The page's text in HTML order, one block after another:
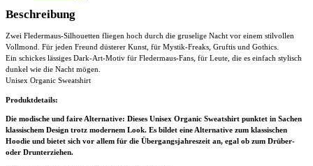
Beschreibung
Zwei Fledermaus-Silhouetten fliegen hoch durch die gruselige Nacht vor einem stilvollen
Vollmond. Für jeden Freund düsterer Kunst, für Mystik-Freaks, Gruftis und Gothics.
Ein schickes lässiges Dark-Art-Motiv für Fledermaus-Fans, für Leute, die es einfach stylisch
dunkel wie die Nacht mögen.
Unisex Organic Sweatshirt
Produktdetails:
Die modische und faire Alternative: Dieses Unisex Organic Sweatshirt punktet in Sachen
klassischem Design trotz modernem Look. Es bildet eine Alternative zum klassischen
Hoodie und bietet sich vor allem für die Übergangsjahreszeit an, egal ob zum Drüber-
oder Drunterziehen.